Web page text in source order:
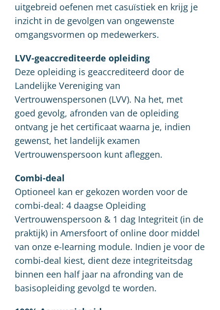
uitgebreid oefenen met casuïstiek en krijg je
inzicht in de gevolgen van ongewenste
omgangsvormen op medewerkers.
LVV-geaccrediteerde opleiding
Deze opleiding is geaccrediteerd door de
Landelijke Vereniging van
Vertrouwenspersonen (LVV). Na het, met
goed gevolg, afronden van de opleiding
ontvang je het certificaat waarna je, indien
gewenst, het landelijk examen
Vertrouwenspersoon kunt afleggen.
Combi-deal
Optioneel kan er gekozen worden voor de
combi-deal: 4 daagse Opleiding
Vertrouwenspersoon & 1 dag Integriteit (in de
praktijk) in Amersfoort of online door middel
van onze e-learning module. Indien je voor de
combi-deal kiest, dient deze integriteitsdag
binnen een half jaar na afronding van de
basisopleiding gevolgd te worden.